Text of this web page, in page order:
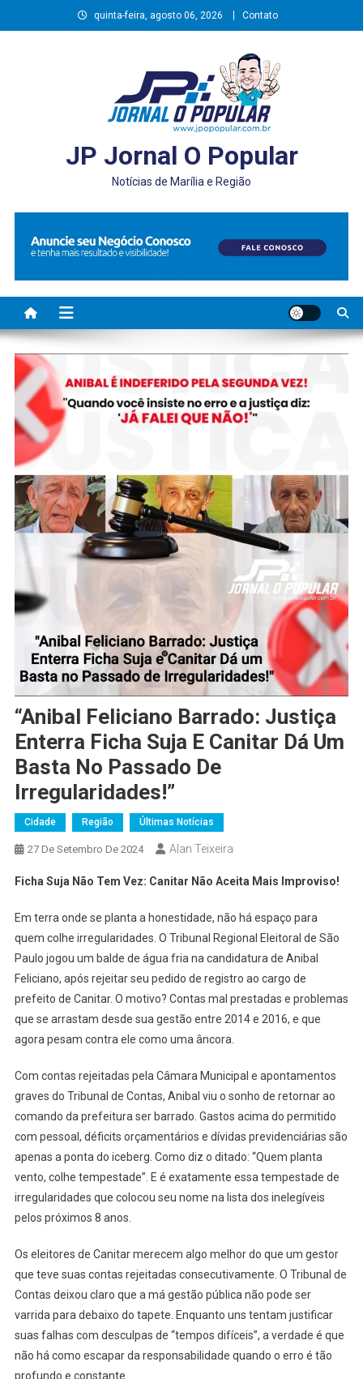
to
quinta-feira, agosto 06, 2026 Contato
JP Jornal O Popular
Notícias de Marília e Região
“Anibal Feliciano Barrado: Justiça
Enterra Ficha Suja E Canitar Dá Um
Basta No Passado De
Irregularidades!”
Cidade Região Últimas Notícias
27 De Setembro De 2024 Alan Teixeira
Ficha Suja Não Tem Vez: Canitar Não Aceita Mais Improviso!
Em terra onde se planta a honestidade, não há espaço para
quem colhe irregularidades. O Tribunal Regional Eleitoral de São
Paulo jogou um balde de água fria na candidatura de Anibal
Feliciano, após rejeitar seu pedido de registro ao cargo de
prefeito de Canitar. O motivo? Contas mal prestadas e problemas
que se arrastam desde sua gestão entre 2014 e 2016, e que
agora pesam contra ele como uma âncora.
Com contas rejeitadas pela Câmara Municipal e apontamentos
graves do Tribunal de Contas, Anibal viu o sonho de retornar ao
comando da prefeitura ser barrado. Gastos acima do permitido
com pessoal, déficits orçamentários e dívidas previdenciárias são
apenas a ponta do iceberg. Como diz o ditado: “Quem planta
vento, colhe tempestade”. E é exatamente essa tempestade de
irregularidades que colocou seu nome na lista dos inelegíveis
pelos próximos 8 anos.
Os eleitores de Canitar merecem algo melhor do que um gestor
que teve suas contas rejeitadas consecutivamente. O Tribunal de
Contas deixou claro que a má gestão pública não pode ser
varrida para debaixo do tapete. Enquanto uns tentam justificar
suas falhas com desculpas de “tempos difíceis”, a verdade é que
não há como escapar da responsabilidade quando o erro é tão
profundo e constante.